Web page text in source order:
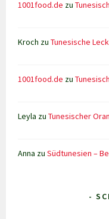
1001food.de zu
Kroch zuTunesische
1001food.de zu
Leyla zuTunesischer
Anna zuSüdtunesien –
-